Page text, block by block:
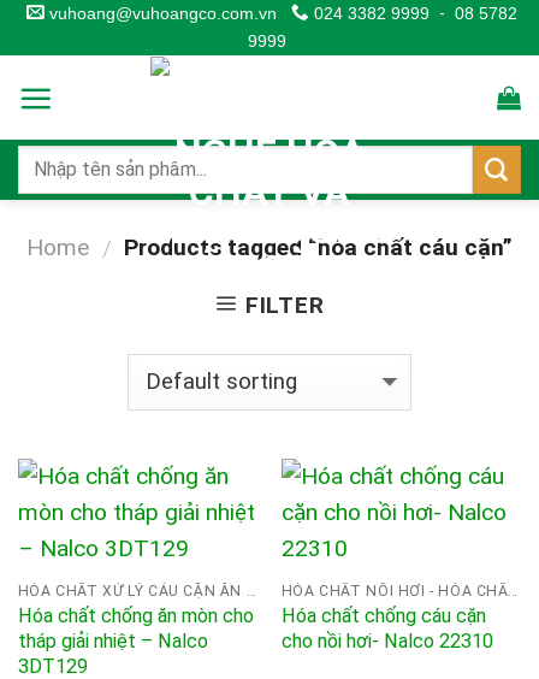
Skip
to
content
vuhoang@vuhoangco.com.vn 024 3382 9999 - 08 5782
9999
Home / Products tagged “hóa chất cáu cặn”
FILTER
Hóa chất chống ăn mòn cho
tháp giải nhiệt – Nalco
3DT129
HÓA CHẤT NỒI HƠI - HÓA CHẤT XỬ LÝ NƯỚC CHO NỒI HƠI - BOILER
Hóa chất chống cáu cặn
cho nồi hơi- Nalco 22310